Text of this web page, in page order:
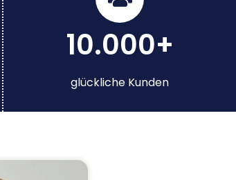
10.000+
glückliche Kunden